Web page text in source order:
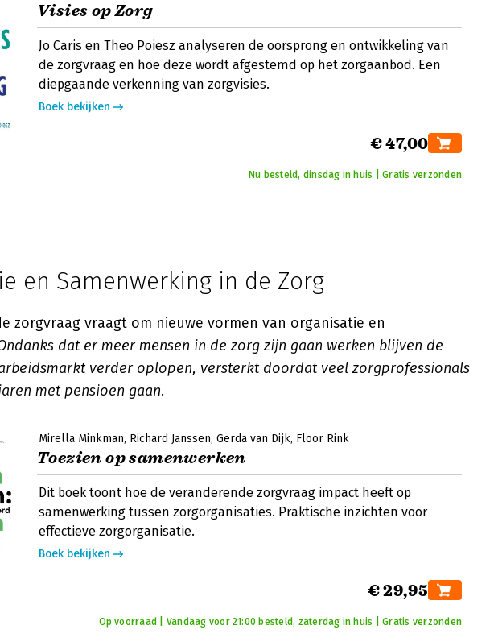
Visies op Zorg
Jo Caris en Theo Poiesz analyseren de oorsprong en ontwikkeling van
de zorgvraag en hoe deze wordt afgestemd op het zorgaanbod. Een
diepgaande verkenning van zorgvisies.
Boek bekijken
€ 47,00
Nu besteld, dinsdag in huis | Gratis verzonden
en Samenwerking in de Zorg
zorgvraag vraagt om nieuwe vormen van organisatie en
dat er meer mensen in de zorg zijn gaan werken blijven de
verder oplopen, versterkt doordat veel zorgprofessionals
met pensioen gaan.
Mirella Minkman Richard Janssen Gerda van Dijk Floor Rink
Toezien op samenwerken
Dit boek toont hoe de veranderende zorgvraag impact heeft op
samenwerking tussen zorgorganisaties. Praktische inzichten voor
effectieve zorgorganisatie.
Boek bekijken
€ 29,95
Op voorraad | Vandaag voor 21:00 besteld, zaterdag in huis | Gratis verzonden